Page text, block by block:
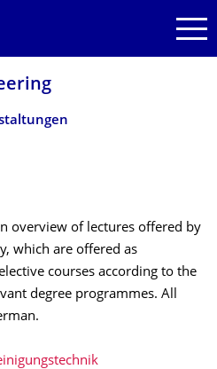
overview of lectures offered by
which are offered as
courses according to the
degree programmes. All